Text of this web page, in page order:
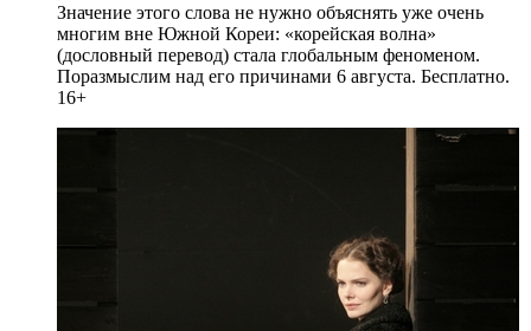
Значение этого слова не нужно объяснять уже очень
многим вне Южной Кореи: «корейская волна»
(дословный перевод) стала глобальным феноменом.
Поразмыслим над его причинами 6 августа. Бесплатно.
16+